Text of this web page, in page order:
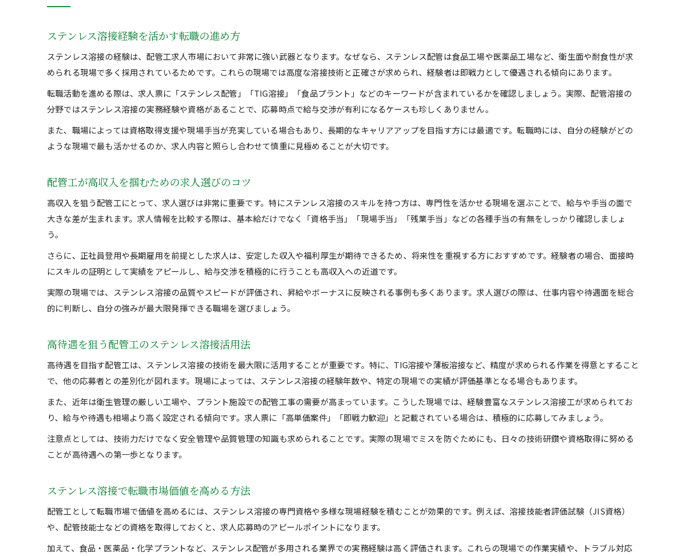
ステンレス溶接経験を活かす転職の進め方
ステンレス溶接の経験は、配管工求人市場において非常に強い武器となります。なぜなら、ステンレス配管は食品工場や医薬品工場など、衛生面や耐食性が求
められる現場で多く採用されているためです。これらの現場では高度な溶接技術と正確さが求められ、経験者は即戦力として優遇される傾向にあります。
転職活動を進める際は、求人票に「ステンレス配管」「TIG溶接」「食品プラント」などのキーワードが含まれているかを確認しましょう。実際、配管溶接の
分野ではステンレス溶接の実務経験や資格があることで、応募時点で給与交渉が有利になるケースも珍しくありません。
また、職場によっては資格取得支援や現場手当が充実している場合もあり、長期的なキャリアアップを目指す方には最適です。転職時には、自分の経験がどの
ような現場で最も活かせるのか、求人内容と照らし合わせて慎重に見極めることが大切です。
配管工が高収入を掴むための求人選びのコツ
高収入を狙う配管工にとって、求人選びは非常に重要です。特にステンレス溶接のスキルを持つ方は、専門性を活かせる現場を選ぶことで、給与や手当の面で
大きな差が生まれます。求人情報を比較する際は、基本給だけでなく「資格手当」「現場手当」「残業手当」などの各種手当の有無をしっかり確認しましょ
う。
さらに、正社員登用や長期雇用を前提とした求人は、安定した収入や福利厚生が期待できるため、将来性を重視する方におすすめです。経験者の場合、面接時
にスキルの証明として実績をアピールし、給与交渉を積極的に行うことも高収入への近道です。
実際の現場では、ステンレス溶接の品質やスピードが評価され、昇給やボーナスに反映される事例も多くあります。求人選びの際は、仕事内容や待遇面を総合
的に判断し、自分の強みが最大限発揮できる職場を選びましょう。
高待遇を狙う配管工のステンレス溶接活用法
高待遇を目指す配管工は、ステンレス溶接の技術を最大限に活用することが重要です。特に、TIG溶接や薄板溶接など、精度が求められる作業を得意とすること
で、他の応募者との差別化が図れます。現場によっては、ステンレス溶接の経験年数や、特定の現場での実績が評価基準となる場合もあります。
また、近年は衛生管理の厳しい工場や、プラント施設での配管工事の需要が高まっています。こうした現場では、経験豊富なステンレス溶接工が求められてお
り、給与や待遇も相場より高く設定される傾向です。求人票に「高単価案件」「即戦力歓迎」と記載されている場合は、積極的に応募してみましょう。
注意点としては、技術力だけでなく安全管理や品質管理の知識も求められることです。実際の現場でミスを防ぐためにも、日々の技術研鑽や資格取得に努める
ことが高待遇への第一歩となります。
ステンレス溶接で転職市場価値を高める方法
配管工として転職市場で価値を高めるには、ステンレス溶接の専門資格や多様な現場経験を積むことが効果的です。例えば、溶接技能者評価試験（JIS資格）
や、配管技能士などの資格を取得しておくと、求人応募時のアピールポイントになります。
加えて、食品・医薬品・化学プラントなど、ステンレス配管が多用される業界での実務経験は高く評価されます。これらの現場での作業実績や、トラブル対応